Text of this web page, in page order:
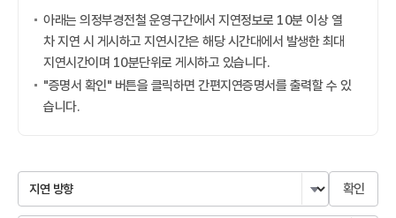
아래는 의정부경전철 운영구간에서 지연정보로 10분 이상 열
차 지연 시 게시하고 지연시간은 해당 시간대에서 발생한 최대
지연시간이며 10분단위로 게시하고 있습니다.
"증명서 확인" 버튼을 클릭하면 간편지연증명서를 출력할 수 있
습니다.